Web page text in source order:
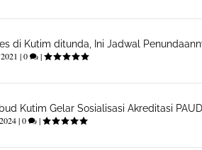
di Kutim ditunda, Ini Jadwal
|0 |
Kutim Gelar Sosialisasi Akreditasi PAUD
|0 |